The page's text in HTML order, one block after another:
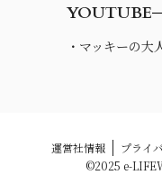
YOUTUBE
・マッキーの
運営社情報 プライ
©2025 e-